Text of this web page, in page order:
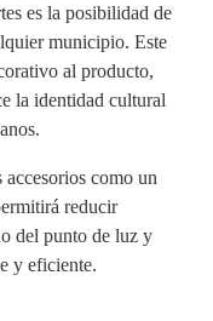
es la posibilidad de
municipio. Este
al producto,
la identidad cultural
como un
reducir
del punto de luz y
y eficiente.